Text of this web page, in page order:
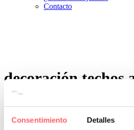
Consentimiento Detalles
Contacto
decoración techos